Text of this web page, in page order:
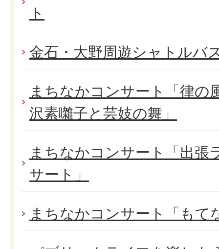
ト
金石・大野周遊シャトルバ
まちなかコンサート「律の
沢素囃子と芸妓の舞」
まちなかコンサート「出張
サート」
まちなかコンサート「もて